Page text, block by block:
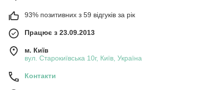
93% позитивних з 59 відгуків за рік
Працює з 23.09.2013
м. Київ
вул. Старокиївська 10г, Київ, Україна
Контакти